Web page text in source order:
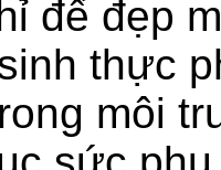
để đẹp
thực
môi